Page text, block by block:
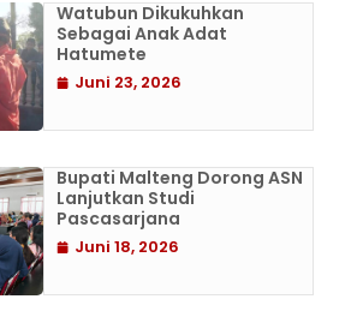
Watubun Dikukuhkan
Sebagai Anak Adat
Hatumete
Juni 23, 2026
Bupati Malteng Dorong ASN
Lanjutkan Studi
Pascasarjana
Juni 18, 2026